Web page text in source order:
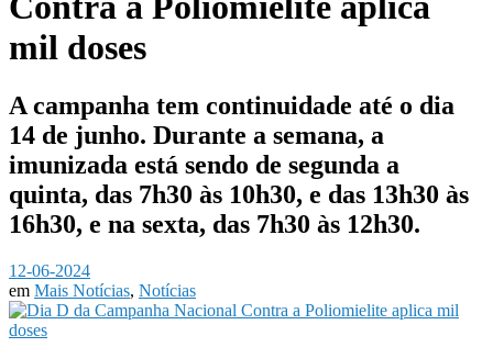
mil doses
A campanha tem continuidade até o dia
14 de junho. Durante a semana, a
imunizada está sendo de segunda a
quinta, das 7h30 às 10h30, e das 13h30 às
16h30, e na sexta, das 7h30 às 12h30.
12-06-2024
em Mais Notícias, Notícias